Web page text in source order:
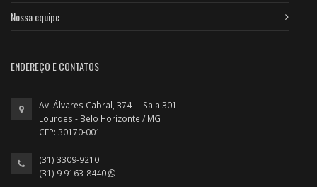
Nossa equipe
ENDEREÇO E CONTATOS
Av. Álvares Cabral, 374 - Sala 301
Lourdes - Belo Horizonte / MG
CEP: 30170-001
(31) 3309-9210
(31) 9 9163-8440